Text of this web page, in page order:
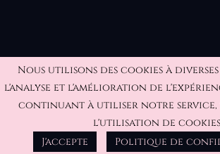
Nous utilisons des cookies à
l'analyse et l'amélioration de
continuant à utiliser notre service,
l'utilisation de
J'accepte
Politique de